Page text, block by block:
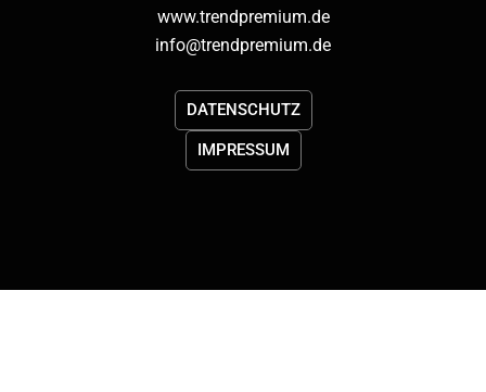
www.trendpremium.de
info@trendpremium.de
DATENSCHUTZ
IMPRESSUM